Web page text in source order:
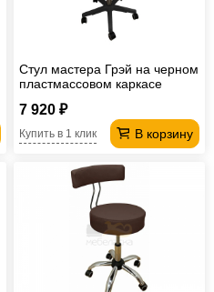
Стул мастера Грэй на черном
пластмассовом каркасе
7 920 ₽
В корзину
Купить в 1 клик